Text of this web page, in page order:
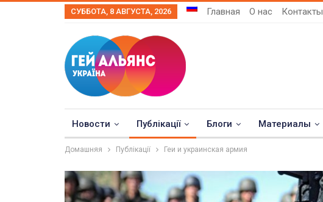
СУББОТА, 8 АВГУСТА, 2026 Главная О нас Контакты
Новости Публікації Блоги Материалы
Домашняя Публікації Геи и украинская армия